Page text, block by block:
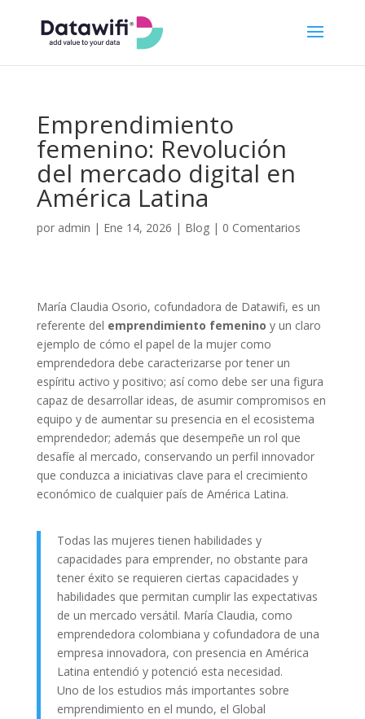
Emprendimiento
femenino: Revolución
del mercado digital en
América Latina
por admin | Ene 14, 2026 | Blog| 0 Comentarios
María Claudia Osorio, cofundadora de Datawifi, es un
referente del emprendimiento femenino y un claro
ejemplo de cómo el papel de la mujer como
emprendedora debe caracterizarse por tener un
espíritu activo y positivo; así como debe ser una figura
capaz de desarrollar ideas, de asumir compromisos en
equipo y de aumentar su presencia en el ecosistema
emprendedor; además que desempeñe un rol que
desafíe al mercado, conservando un perfil innovador
que conduzca a iniciativas clave para el crecimiento
económico de cualquier país de América Latina.
Todas las mujeres tienen habilidades y
capacidades para emprender, no obstante para
tener éxito se requieren ciertas capacidades y
habilidades que permitan cumplir las expectativas
de un mercado versátil. María Claudia, como
emprendedora colombiana y cofundadora de una
empresa innovadora, con presencia en América
Latina entendió y potenció esta necesidad.
Uno de los estudios más importantes sobre
emprendimiento en el mundo, el Global